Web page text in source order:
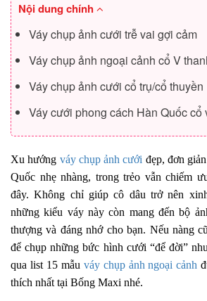
Nội dung chính
Váy chụp ảnh cưới trễ vai gợi cảm
Váy chụp ảnh ngoại cảnh cổ V
Váy chụp ảnh cưới cổ trụ/cổ thuyền
Váy cưới phong cách Hàn Quốc cổ
Xu hướng váy chụp ảnh cưới đẹp, đơn
Quốc nhẹ nhàng, trong trẻo vẫn chiếm
đây. Không chỉ giúp cô dâu trở nên
những kiểu váy này còn mang đến bộ
thượng và đáng nhớ cho bạn. Nếu nàng
để chụp những bức hình cưới “để đời”
qua list 15 mẫu váy chụp ảnh ngoại cảnh
thích nhất tại Bống Maxi nhé.